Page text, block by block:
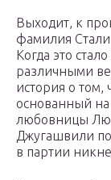
Выходит, к
фамилия
Когда это
различными
история о том,
основанный
любовницы
Джугашвили
в партии